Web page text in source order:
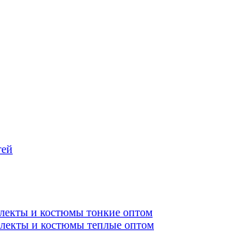
и костюмы тонкие оптом
и костюмы теплые оптом